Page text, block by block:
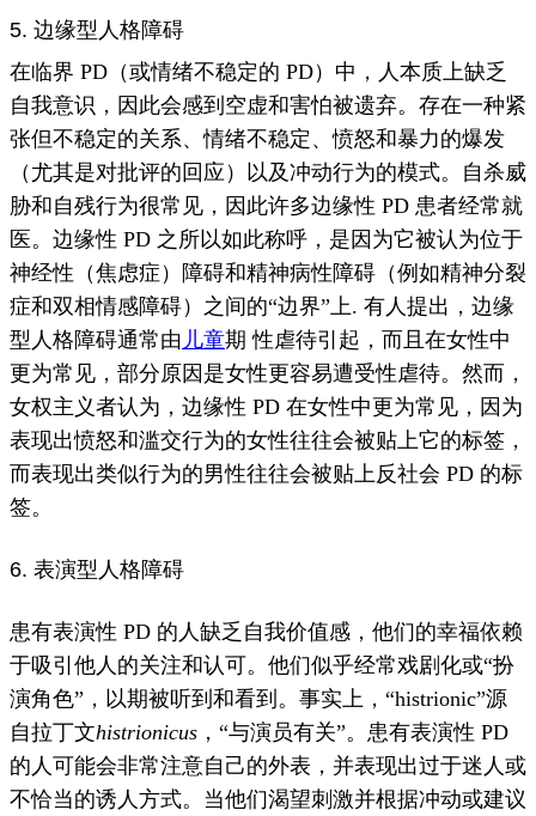
5. 边缘型人格障碍
在临界 PD（或情绪不稳定的 PD）中，人本质上缺乏
自我意识，因此会感到空虚和害怕被遗弃。 存在一种紧
张但不稳定的关系、情绪不稳定、愤怒和暴力的爆发
（尤其是对批评的回应）以及冲动行为的模式。 自杀威
胁和 自残行为很常见，因此许多边缘性 PD 患者经常就
医。 边缘性 PD 之所以如此称呼，是因为它被认为位于
神经性 （焦虑症）障碍和精神病性障碍（例如精神分裂
症和双相情感障碍） 之间的“边界”上. 有人提出，边缘
型人格障碍通常由 儿童期 性虐待引起 ，而且在女性中
更为常见，部分原因是女性更容易遭受性虐待。 然而，
女权主义者认为，边缘性 PD 在女性中更为常见，因为
表现出愤怒和滥交行为的女性往往会被贴上它的标签，
而表现出类似行为的男性往往会被贴上反社会 PD 的标
签。
6. 表演型人格障碍
患有表演性 PD 的人缺乏 自我价值感， 他们的幸福依赖
于吸引他人的关注和认可。 他们似乎经常戏剧化或“扮
演角色”，以期被听到和看到。 事实上，“histrionic”源
自拉丁文histrionicus ，“与演员有关”。 患有表演性 PD
的人可能会非常注意自己的外表，并表现出过于迷人或
不恰当的诱人方式。 当他们渴望刺激并根据冲动或建议